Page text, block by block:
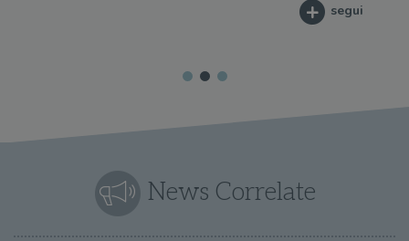
segui
News Correlate